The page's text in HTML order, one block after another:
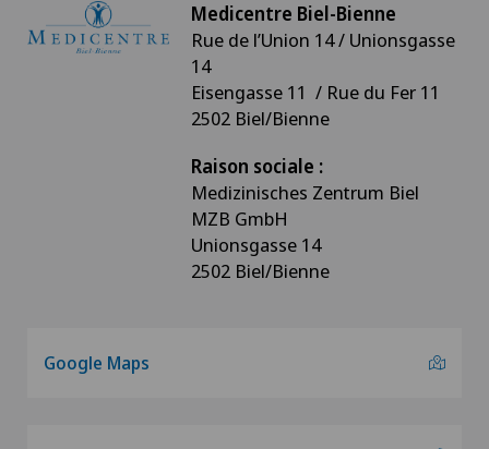
Medicentre Biel-Bienne
Rue de l’Union 14 / Unionsgasse
14
Eisengasse 11 / Rue du Fer 11
2502 Biel/Bienne
Raison sociale :
Medizinisches Zentrum Biel
MZB GmbH
Unionsgasse 14
2502 Biel/Bienne
Google Maps